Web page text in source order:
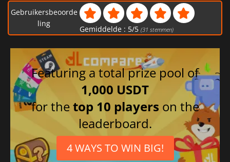
Gebruikersbeoorde
ling
Gemiddelde : 5/5 (31 stemmen)
Featuring a total prize pool of
1,000 USDT
for thetop 10 players on the
leaderboard.
4 WAYS TO WIN BIG!